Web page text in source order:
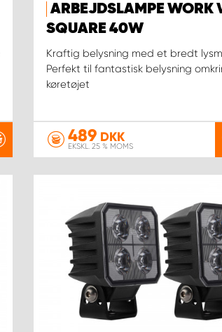
ARBEJDSLAMPE WORK
SQUARE 40W
Kraftig belysning med et bredt
Perfekt til fantastisk belysning
køretøjet
489DKK
EKSKL. 25 % MOMS